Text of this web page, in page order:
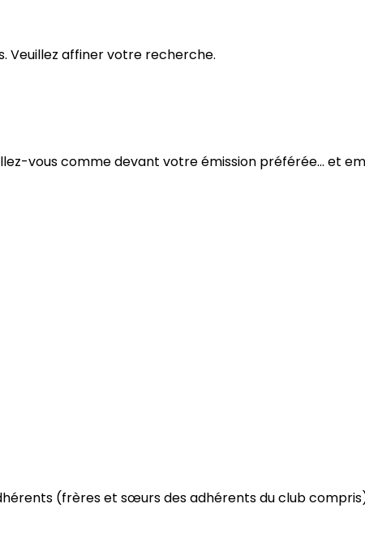
Veuillez affiner votre recherche.
vous comme devant votre émission préférée... et
adhérents (frères et sœurs des adhérents du club